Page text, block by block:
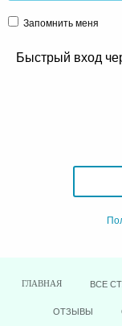
Запомнить меня
Быстрый вход
ГЛАВНАЯ ВСЕ
ОТЗЫВЫ